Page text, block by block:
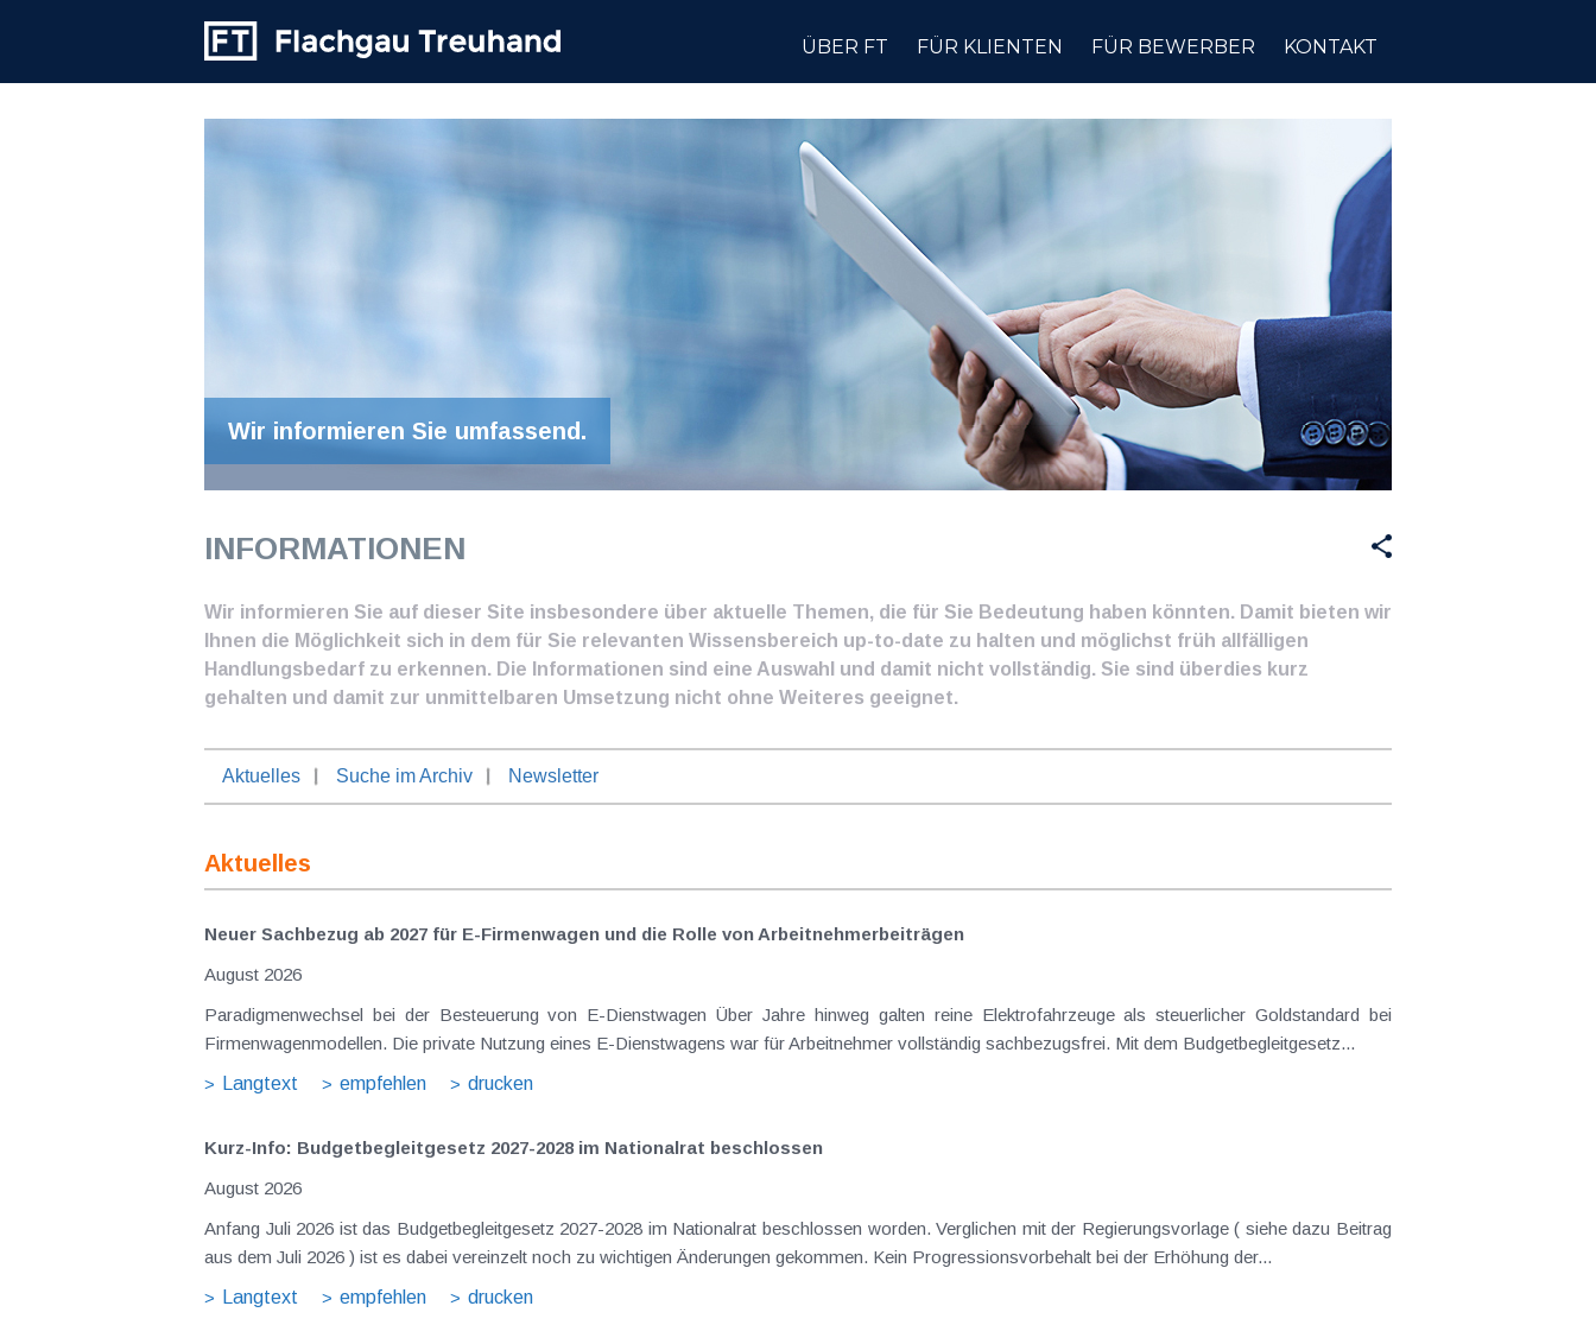
ÜBER FT FÜR KLIENTEN FÜR BEWERBER KONTAKT
Wir informieren Sie umfassend.
INFORMATIONEN
Wir informieren Sie auf dieser Site insbesondere über aktuelle Themen, die für Sie Bedeutung haben könnten. Damit bieten wir
Ihnen die Möglichkeit sich in dem für Sie relevanten Wissensbereich up-to-date zu halten und möglichst früh allfälligen
Handlungsbedarf zu erkennen. Die Informationen sind eine Auswahl und damit nicht vollständig. Sie sind überdies kurz
gehalten und damit zur unmittelbaren Umsetzung nicht ohne Weiteres geeignet.
Aktuelles Suche im Archiv Newsletter
Aktuelles
Neuer Sachbezug ab 2027 für E-Firmenwagen und die Rolle von Arbeitnehmer​­beiträgen
August 2026
Paradigmenwechsel bei der Besteuerung von E-Dienstwagen Über Jahre hinweg galten reine Elektrofahrzeuge als steuerlicher Goldstandard bei
Firmenwagenmodellen. Die private Nutzung eines E-Dienstwagens war für Arbeitnehmer vollständig sachbezugsfrei. Mit dem Budgetbegleitgesetz...
Langtext
empfehlen drucken
Kurz-Info: Budgetbegleitgesetz 2027-2028 im Nationalrat beschlossen
August 2026
Anfang Juli 2026 ist das Budgetbegleitgesetz 2027-2028 im Nationalrat beschlossen worden. Verglichen mit der Regierungsvorlage ( siehe dazu Beitrag
aus dem Juli 2026 ) ist es dabei vereinzelt noch zu wichtigen Änderungen gekommen. Kein Progressionsvorbehalt bei der Erhöhung der...
Langtext
empfehlen drucken